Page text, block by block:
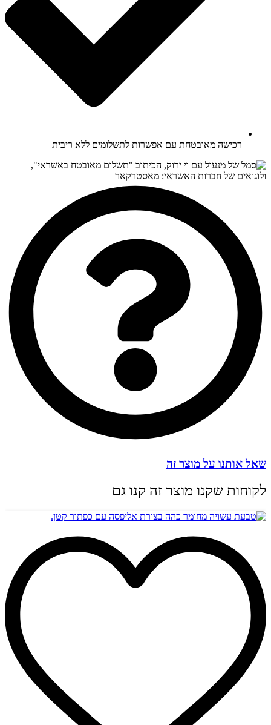
רכישה מאובטחת עם אפשרות לתשלומים ללא ריבית
שאל אותנו על מוצר זה
לקוחות שקנו מוצר זה קנו גם